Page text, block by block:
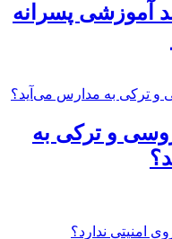
آموزشی پسرانه
و ترکی به